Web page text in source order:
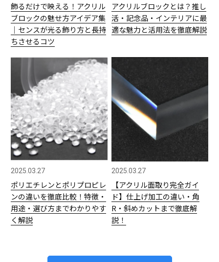
飾るだけで映える！アクリル
ブロックの魅せ方アイデア集
｜センスが光る飾り方と長持
ちさせるコツ
アクリルブロックとは？推し
活・記念品・インテリアに最
適な魅力と活用法を徹底解説
2025.03.27
ポリエチレンとポリプロピレ
ンの違いを徹底比較！特徴・
用途・選び方までわかりやす
く解説
2025.03.27
【アクリル面取り完全ガイ
ド】仕上げ加工の違い・角
R・斜めカットまで徹底解
説！